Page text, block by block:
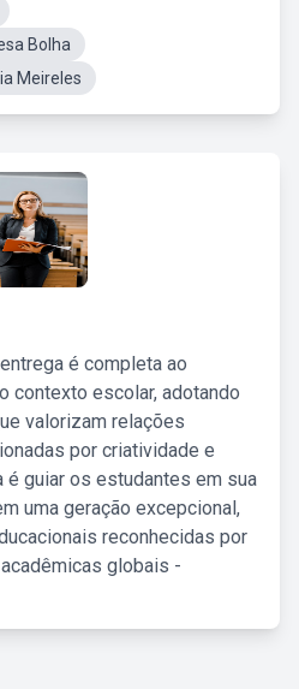
Bolha
Meireles
é completa ao
contexto escolar, adotando
valorizam relações
por criatividade e
é guiar os estudantes em sua
uma geração excepcional,
reconhecidas por
globais -